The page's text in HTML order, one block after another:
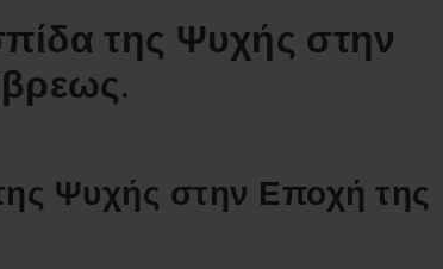
της Ψυχής στην
Ψυχής στην Εποχή της